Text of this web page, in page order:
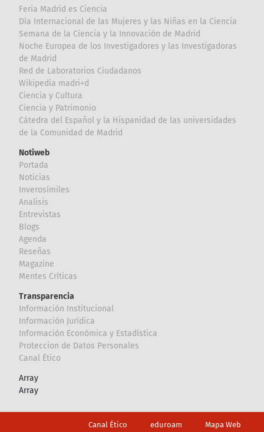
Feria Madrid es Ciencia
Día Internacional de las Mujeres y las Niñas en la Ciencia
Semana de la Ciencia y la Innovación de Madrid
Noche Europea de los Investigadores y las Investigadoras
de Madrid
Red de Laboratorios Ciudadanos
Wikipedia madri+d
Ciencia y Cultura
Ciencia y Patrimonio
Cátedra del Español y la Hispanidad de las universidades
de la Comunidad de Madrid
Notiweb
Portada
Noticias
Inverosímiles
Analisis
Entrevistas
Blogs
Agenda
Reseñas
Magazine
Mentes Críticas
Transparencia
Información Institucional
Información Jurídica
Información Económica y Estadística
Proteccion de Datos Personales
Canal Ético
Array
Array
Canal Ético eduroam Mapa Web